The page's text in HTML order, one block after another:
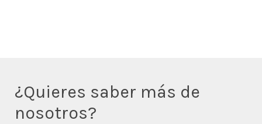
¿Quieres saber más de
nosotros?